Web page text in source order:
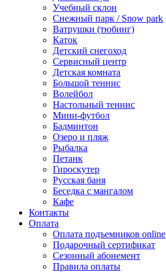
Учебный склон
Снежный парк / Snow park
Ватрушки (тюбинг)
Каток
Детский снегоход
Сервисный центр
Детская комната
Большой теннис
Волейбол
Настольный теннис
Мини-футбол
Бадминтон
Озеро и пляж
Рыбалка
Петанк
Гироскутер
Русская баня
Беседка с мангалом
Кафе
Контакты
Оплата
Оплата подъемников online
Подарочный сертификат
Сезонный абонемент
Правила оплаты